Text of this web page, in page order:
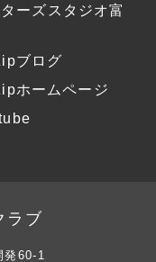
ーズスタジオ富
ブログ
ホームページ
ラブ
発60-1